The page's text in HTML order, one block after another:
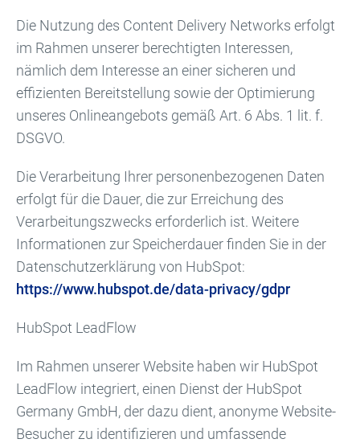
Die Nutzung des Content Delivery Networks erfolgt
im Rahmen unserer berechtigten Interessen,
nämlich dem Interesse an einer sicheren und
effizienten Bereitstellung sowie der Optimierung
unseres Onlineangebots gemäß Art. 6 Abs. 1 lit. f.
DSGVO.
Die Verarbeitung Ihrer personenbezogenen Daten
erfolgt für die Dauer, die zur Erreichung des
Verarbeitungszwecks erforderlich ist. Weitere
Informationen zur Speicherdauer finden Sie in der
Datenschutzerklärung von HubSpot:
https://www.hubspot.de/data-privacy/gdpr
HubSpot LeadFlow
Im Rahmen unserer Website haben wir HubSpot
LeadFlow integriert, einen Dienst der HubSpot
Germany GmbH, der dazu dient, anonyme Website-
Besucher zu identifizieren und umfassende